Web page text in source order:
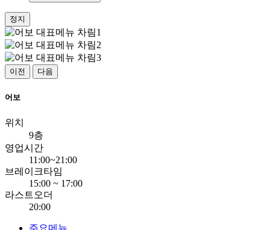
정지
이전 다음
어보
위치
9층
영업시간
11:00~21:00
브레이크타임
15:00 ~ 17:00
라스트오더
20:00
주요메뉴